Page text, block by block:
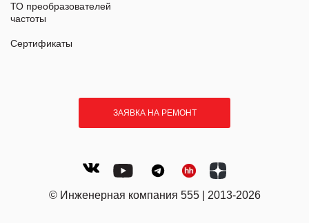
ТО преобразователей
частоты
Сертификаты
ЗАЯВКА НА РЕМОНТ
© Инженерная компания 555 | 2013-2026